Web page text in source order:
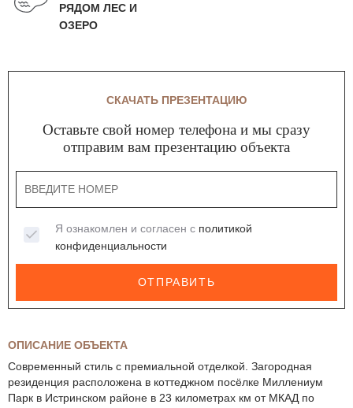
РЯДОМ ЛЕС И
ОЗЕРО
ОПИСАНИЕ ОБЪЕКТА
Современный стиль с премиальной отделкой. Загородная
резиденция расположена в коттеджном посёлке Миллениум
Парк в Истринском районе в 23 километрах км от МКАД по
СКАЧАТЬ ПРЕЗЕНТАЦИЮ
Оставьте свой номер телефона и мы сразу
отправим вам презентацию объекта
Я ознакомлен и согласен с политикой
конфиденциальности
ОТПРАВИТЬ